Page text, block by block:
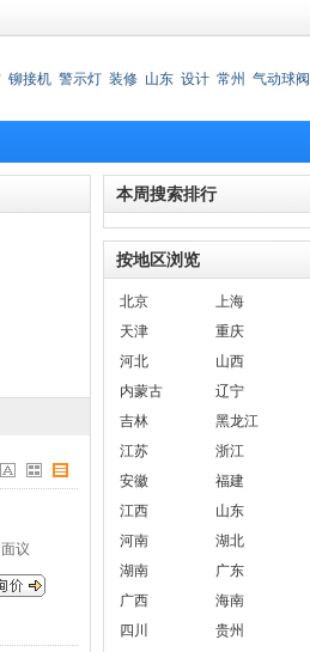
铆接机 警示灯 装修 山东 设计 常州 气动球阀
面议
本周搜索排行
按地区浏览
北京
上海
天津
重庆
河北
山西
内蒙古
辽宁
吉林
黑龙江
江苏
浙江
安徽
福建
江西
山东
河南
湖北
湖南
广东
广西
海南
四川
贵州